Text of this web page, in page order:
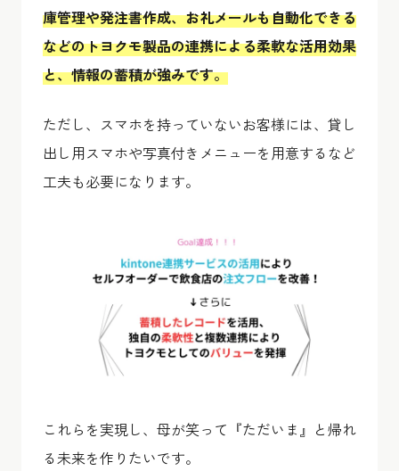
庫管理や発注書作成、お礼メールも自動化できる
などのトヨクモ製品の連携による柔軟な活用効果
と、情報の蓄積が強みです。
ただし、スマホを持っていないお客様には、貸し
出し用スマホや写真付きメニューを用意するなど
工夫も必要になります。
これらを実現し、母が笑って『ただいま』と帰れ
る未来を作りたいです。